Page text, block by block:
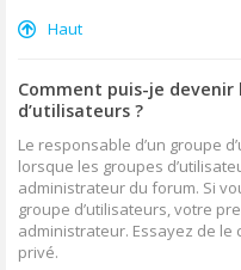
Haut
Comment puis-je devenir
d’utilisateurs ?
Le responsable d’un groupe
lorsque les groupes
administrateur du forum. Si
groupe d’utilisateurs, votre
administrateur. Essayez de
privé.